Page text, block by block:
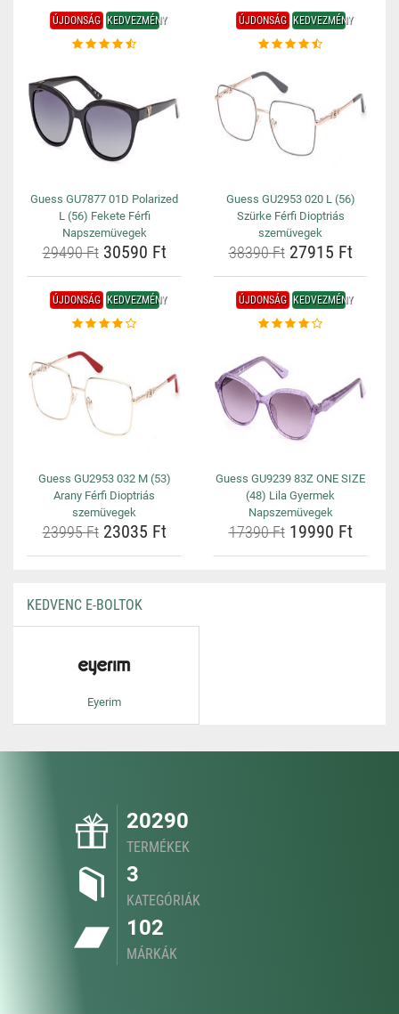
ÚJDONSÁG KEDVEZMÉNY
Guess GU7877 01D Polarized
L (56) Fekete Férfi
Napszemüvegek
29490 Ft30590 Ft
ÚJDONSÁG KEDVEZMÉNY
Guess GU2953 020 L (56)
Szürke Férfi Dioptriás
szemüvegek
38390 Ft27915 Ft
ÚJDONSÁG KEDVEZMÉNY
Guess GU2953 032 M (53)
Arany Férfi Dioptriás
szemüvegek
23995 Ft23035 Ft
ÚJDONSÁG KEDVEZMÉNY
Guess GU9239 83Z ONE SIZE
(48) Lila Gyermek
Napszemüvegek
17390 Ft19990 Ft
KEDVENC E-BOLTOK
Eyerim
20290
TERMÉKEK
3
KATEGÓRIÁK
102
MÁRKÁK